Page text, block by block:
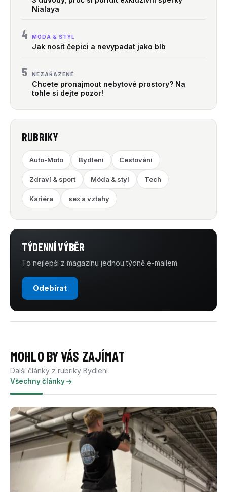
Nialaya
4 MÓDA & STYL
Jak nosit čepici a nevypadat jako blb
5 NEZAŘAZENÉ
Chcete pronajmout nebytové prostory? Na
tohle si dejte pozor!
RUBRIKY
Auto-Moto Bydlení Cestování
Zdraví & sport Móda & styl Tech
Kariéra sex a vztahy
TÝDENNÍ VÝBĚR
To nejlepší z magazínu jednou týdně e-mailem.
Odebírat
MOHLO BY VÁS ZAJÍMAT
Další články z rubriky Bydlení
Všechny články